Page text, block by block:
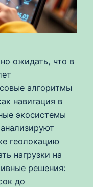
ожидать, что в
алгоритмы
навигация в
экосистемы
геолокацию
нагрузки на
решения:
до